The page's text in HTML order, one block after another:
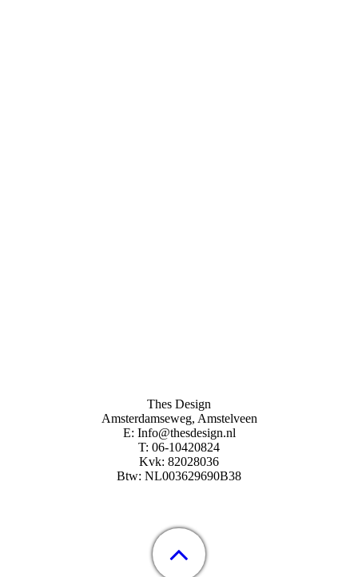
Thes Design
Amsterdamseweg, Amstelveen
E: Info@thesdesign.nl
T: 06-10420824
Kvk: 82028036
Btw: NL003629690B38